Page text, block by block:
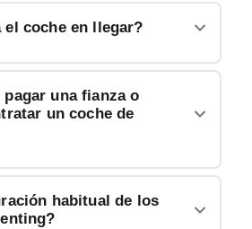
el coche en llegar?
pagar una fianza o
un coche de
habitual de los